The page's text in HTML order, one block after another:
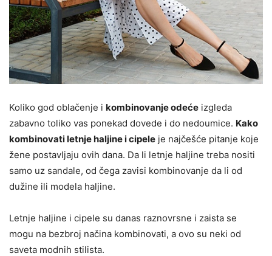
Koliko god oblačenje i kombinovanje odeće izgleda
zabavno toliko vas ponekad dovede i do nedoumice. Kako
kombinovati letnje haljine i cipele je najčešće pitanje koje
žene postavljaju ovih dana. Da li letnje haljine treba nositi
samo uz sandale, od čega zavisi kombinovanje da li od
dužine ili modela haljine.
Letnje haljine i cipele su danas raznovrsne i zaista se
mogu na bezbroj načina kombinovati, a ovo su neki od
saveta modnih stilista.